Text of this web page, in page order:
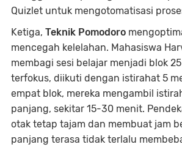
Quizlet untuk mengotomatisasi
Ketiga, Teknik Pomodoro
mencegah kelelahan. Mahasiswa
membagi sesi belajar menjadi blok
terfokus, diikuti dengan istirahat 5
empat blok, mereka mengambil
panjang, sekitar 15-30 menit.
otak tetap tajam dan membuat jam
panjang terasa tidak terlalu